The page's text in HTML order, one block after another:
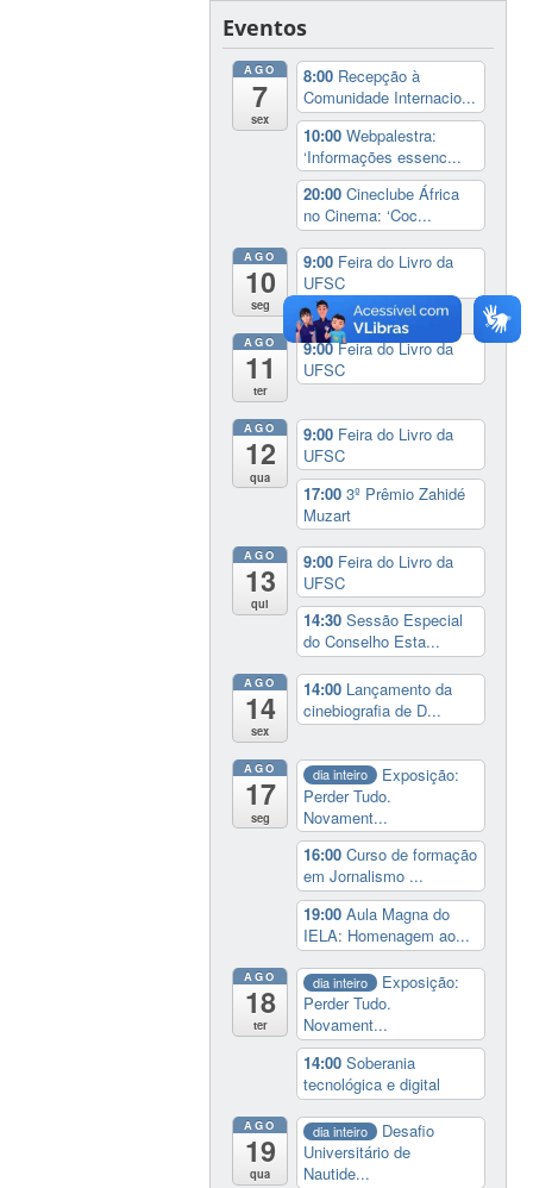
Eventos
AGO
7
sex
8:00 Recepção à
Comunidade Internacio...
10:00Webpalestra:
‘Informações essenc...
20:00Cineclube África
no Cinema: ‘Coc...
AGO
10
seg
9:00 Feira do Livro da
UFSC
AGO
11
ter
9:00Feira do Livro da
UFSC
AGO
12
qua
9:00 Feira do Livro da
UFSC
17:003º Prêmio Zahidé
Muzart
AGO
13
qui
9:00 Feira do Livro da
UFSC
14:30Sessão Especial
do Conselho Esta...
AGO
14
sex
14:00 Lançamento da
cinebiografia de D...
AGO
17
seg
dia inteiro
Exposição:
Perder Tudo.
Novament...
16:00Curso de formação
em Jornalismo ...
19:00Aula Magna do
IELA: Homenagem ao...
AGO
18
ter
dia inteiro
Exposição:
Perder Tudo.
Novament...
14:00Soberania
tecnológica e digital
AGO
19
qua
dia inteiro
Desafio
Universitário de
Nautide...